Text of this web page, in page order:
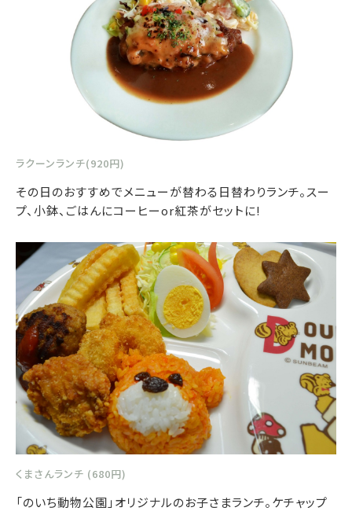
ラクーンランチ(920円)
その日のおすすめでメニューが替わる日替わりランチ。スー
プ、小鉢、ごはんにコーヒーor紅茶がセットに!
くまさんランチ (680円)
「のいち動物公園」オリジナルのお子さまランチ。ケチャップ